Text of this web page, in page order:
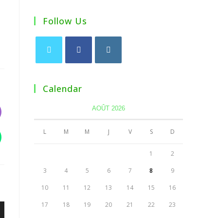
Follow Us
Calendar
AOÛT 2026
L M M J V S D
1 2
3 4 5 6 7 8 9
10 11 12 13 14 15 16
17 18 19 20 21 22 23